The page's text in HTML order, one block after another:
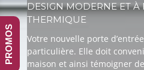
DESIGN MODERNE ET À
THERMIQUE
Votre nouvelle porte
particulière. Elle doit
maison et ainsi témoigner
PROMOS